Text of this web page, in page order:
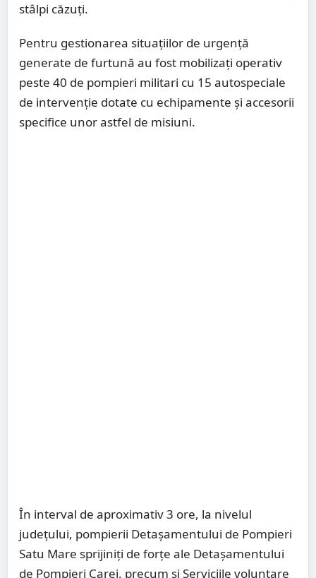
stâlpi căzuți.
Pentru gestionarea situațiilor de urgență
generate de furtună au fost mobilizați operativ
peste 40 de pompieri militari cu 15 autospeciale
de intervenție dotate cu echipamente și accesorii
specifice unor astfel de misiuni.
În interval de aproximativ 3 ore, la nivelul
județului, pompierii Detașamentului de Pompieri
Satu Mare sprijiniți de forțe ale Detașamentului
de Pompieri Carei, precum și Serviciile voluntare